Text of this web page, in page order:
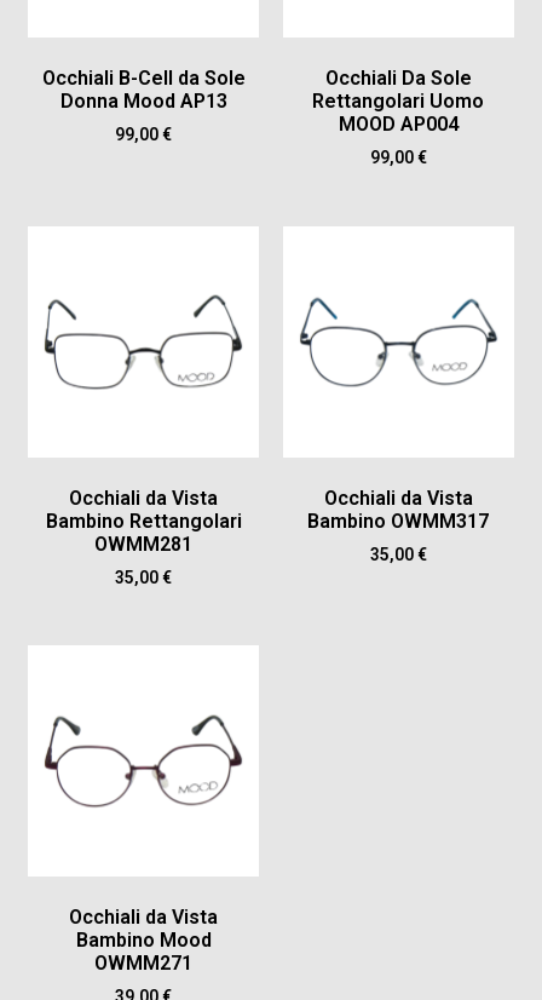
Occhiali B-Cell da Sole
Donna Mood AP13
99,00€
Occhiali Da Sole
Rettangolari Uomo
MOOD AP004
99,00€
Occhiali da Vista
Bambino Rettangolari
OWMM281
35,00€
Occhiali da Vista
Bambino OWMM317
35,00€
Occhiali da Vista
Bambino Mood
OWMM271